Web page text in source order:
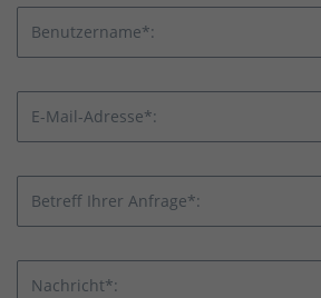
Benutzername*:
E-Mail-Adresse*:
Betreff Ihrer Anfrage*:
Nachricht*: